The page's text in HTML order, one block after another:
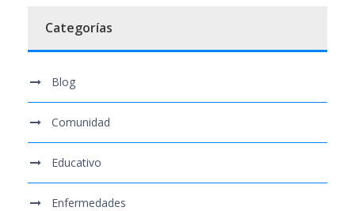
Categorías
Blog
Comunidad
Educativo
Enfermedades